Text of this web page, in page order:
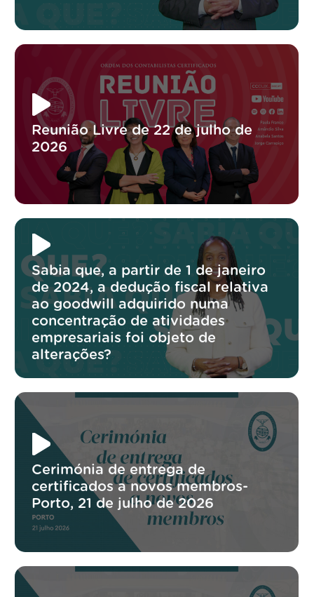
Reunião Livre de 22 de julho de
2026
Sabia que, a partir de 1 de janeiro
de 2024, a dedução fiscal relativa
ao goodwill adquirido numa
concentração de atividades
empresariais foi objeto de
alterações?
Cerimónia de entrega de
certificados a novos membros-
Porto, 21 de julho de 2026